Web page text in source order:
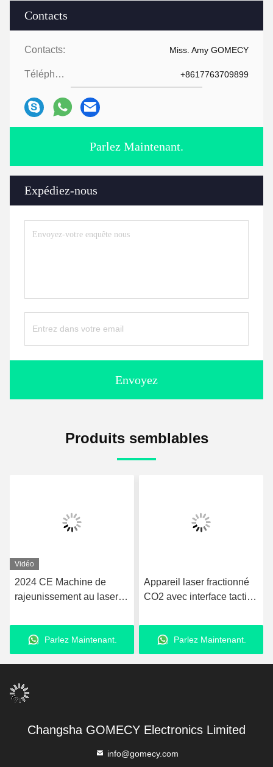
Contacts
Contacts: Miss. Amy GOMECY
Téléphone: +8617763709899
Parlez Maintenant.
Expédiez-nous
Envoyez
Produits semblables
Vidéo
2024 CE Machine de
rajeunissement au laser
Chirurgie étroite
Enlèvement de marques
Traitement des cicatrices
professionnel
Parlez Maintenant.
Appareil laser fractionné
CO2 avec interface tactile
avancée, élimination des
rides et liftingParlez Maintenant.
Changsha GOMECY Electronics Limited
info@gomecy.com